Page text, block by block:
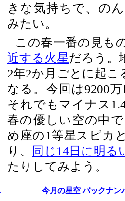
きな気持ちで、の
みたい。
この春一番の見も
近する火星だろう。
2年2か月ごとに起こ
なる。今回は9200
それでもマイナス
春の優しい空の中
め座の1等星スピカ
り、
同じ14日に明る
たりしてみよう。
今月の星空 バックナン